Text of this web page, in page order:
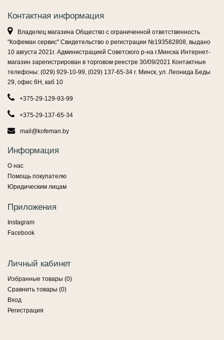
Контактная информация
Владелец магазина Общество с ограниченной ответственность
"Кофеман сервис" Свидетельство о регистрации №193582808, выдано
10 августа 2021г. Администрацией Советского р-на г.Минска Интернет-
магазин зарегистрирован в торговом реестре 30/09/2021 Контактные
телефоны: (029) 929-10-99, (029) 137-65-34 г. Минск, ул. Леонида Беды
29, офис 6Н, каб 10
+375-29-129-93-99
+375-29-137-65-34
mail@kofeman.by
Информация
О нас
Помощь покупателю
Юридическим лицам
Приложения
Instagram
Facebook
Личный кабинет
Избранные товары (0)
Сравнить товары (0)
Вход
Регистрация